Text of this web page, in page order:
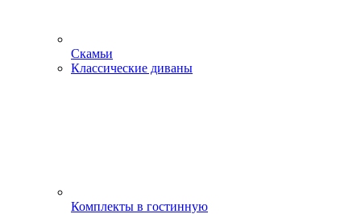
Скамьи
Классические диваны
Комплекты в гостинную